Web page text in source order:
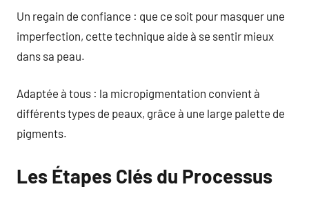
Un regain de confiance : que ce soit pour masquer une
imperfection, cette technique aide à se sentir mieux
dans sa peau.
Adaptée à tous : la micropigmentation convient à
différents types de peaux, grâce à une large palette de
pigments.
Les Étapes Clés du Processus